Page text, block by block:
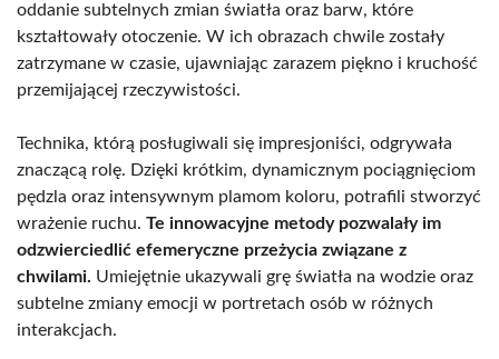
oddanie subtelnych zmian światła oraz barw, które
kształtowały otoczenie. W ich obrazach chwile zostały
zatrzymane w czasie, ujawniając zarazem piękno i kruchość
przemijającej rzeczywistości.
Technika, którą posługiwali się impresjoniści, odgrywała
znaczącą rolę. Dzięki krótkim, dynamicznym pociągnięciom
pędzla oraz intensywnym plamom koloru, potrafili stworzyć
wrażenie ruchu. Te innowacyjne metody pozwalały im
odzwierciedlić efemeryczne przeżycia związane z
chwilami. Umiejętnie ukazywali grę światła na wodzie oraz
subtelne zmiany emocji w portretach osób w różnych
interakcjach.